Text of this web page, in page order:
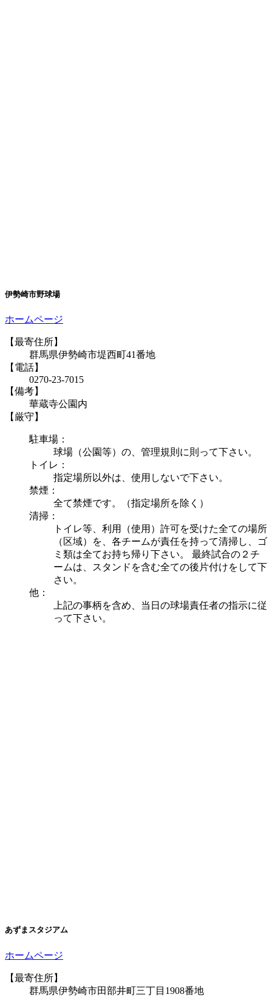
伊勢崎市野球場
ホームページ
【最寄住所】
群馬県伊勢崎市堤西町41番地
【電話】
0270-23-7015
【備考】
華蔵寺公園内
【厳守】
駐車場：
球場（公園等）の、管理規則に則って下さい。
トイレ：
指定場所以外は、使用しないで下さい。
禁煙：
全て禁煙です。（指定場所を除く）
清掃：
トイレ等、利用（使用）許可を受けた全ての場所
（区域）を、各チームが責任を持って清掃し、ゴ
ミ類は全てお持ち帰り下さい。 最終試合の２チ
ームは、スタンドを含む全ての後片付けをして下
さい。
他：
上記の事柄を含め、当日の球場責任者の指示に従
って下さい。
あずまスタジアム
ホームページ
【最寄住所】
群馬県伊勢崎市田部井町三丁目1908番地